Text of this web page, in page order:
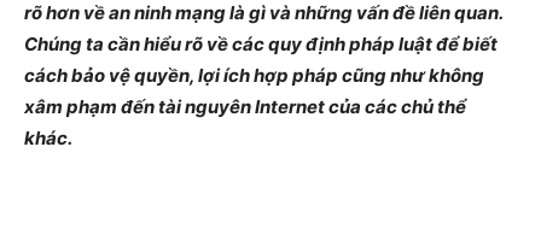
rõ hơn về an ninh mạng là gì và những vấn đề liên quan.
Chúng ta cần hiểu rõ về các quy định pháp luật để biết
cách bảo vệ quyền, lợi ích hợp pháp cũng như không
xâm phạm đến tài nguyên Internet của các chủ thể
khác.